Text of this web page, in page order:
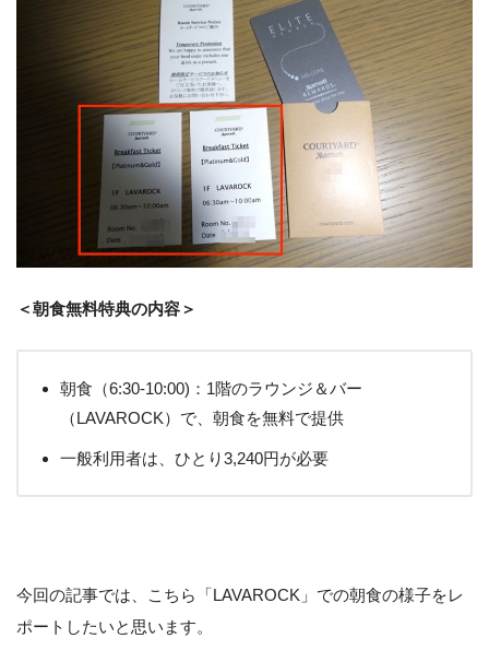
＜朝食無料特典の内容＞
朝食（6:30-10:00)：1階のラウンジ＆バー
（LAVAROCK）で、朝食を無料で提供
一般利用者は、ひとり3,240円が必要
今回の記事では、こちら「LAVAROCK」での朝食の様子をレ
ポートしたいと思います。